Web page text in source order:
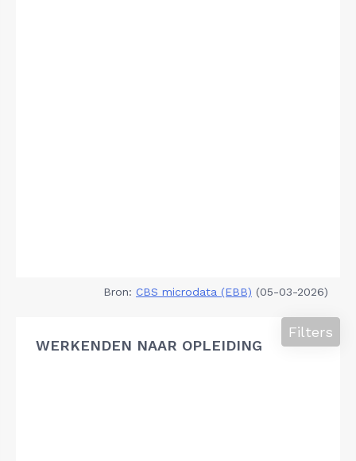
Bron: CBS microdata (EBB) (05-03-2026)
WERKENDEN NAAR OPLEIDING
Filters